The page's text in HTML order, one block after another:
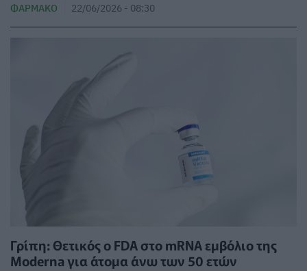
ΦΆΡΜΑΚΟ 22/06/2026 - 08:30
Γρίπη: Θετικός ο FDA στο mRNA εμβόλιο της
Moderna για άτομα άνω των 50 ετών